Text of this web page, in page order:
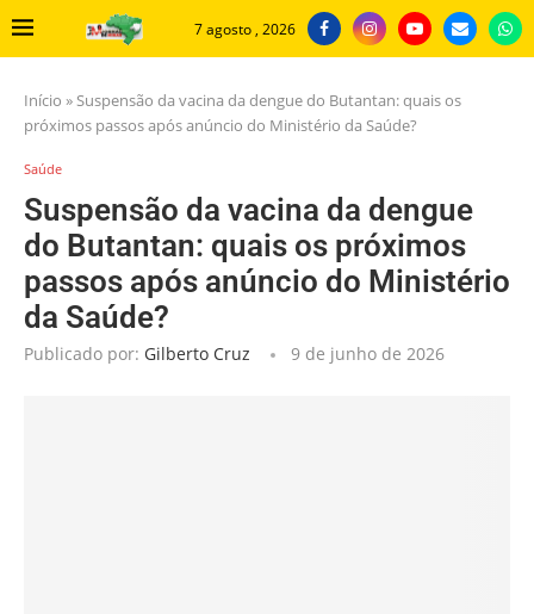
7 agosto , 2026
Início »Suspensão da vacina da dengue do Butantan: quais os
próximos passos após anúncio do Ministério da Saúde?
Saúde
Suspensão da vacina da dengue
do Butantan: quais os próximos
passos após anúncio do Ministério
da Saúde?
Publicado por: Gilberto Cruz 9 de junho de 2026